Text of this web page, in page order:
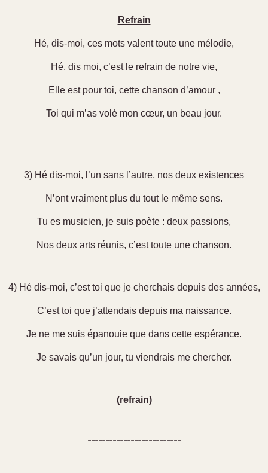
Refrain
Hé, dis-moi, ces mots valent toute une mélodie,
Hé, dis moi, c’est le refrain de notre vie,
Elle est pour toi, cette chanson d’amour ,
Toi qui m’as volé mon cœur, un beau jour.
3) Hé dis-moi, l’un sans l’autre, nos deux existences
N’ont vraiment plus du tout le même sens.
Tu es musicien, je suis poète : deux passions,
Nos deux arts réunis, c’est toute une chanson.
4) Hé dis-moi, c’est toi que je cherchais depuis des années,
C’est toi que j’attendais depuis ma naissance.
Je ne me suis épanouie que dans cette espérance.
Je savais qu’un jour, tu viendrais me chercher.
(refrain)
--------------------------